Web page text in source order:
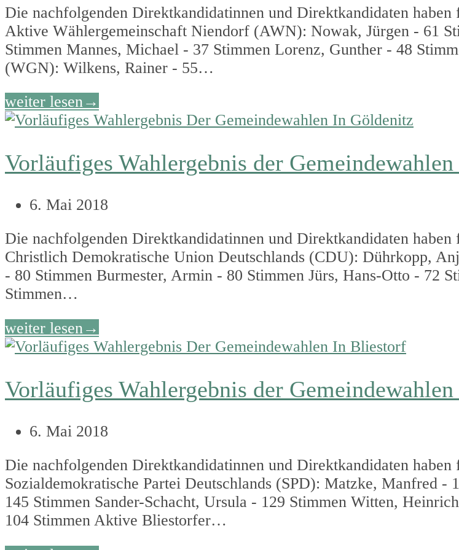
Die nachfolgenden Direktkandidatinnen und Direktkandidaten haben
Aktive Wählergemeinschaft Niendorf (AWN): Nowak, Jürgen - 61
Stimmen Mannes, Michael - 37 Stimmen Lorenz, Gunther - 48
(WGN): Wilkens, Rainer - 55…
weiter lesen→
Vorläufiges Wahlergebnis der
6. Mai 2018
Die nachfolgenden Direktkandidatinnen und Direktkandidaten haben
Christlich Demokratische Union Deutschlands (CDU): Dührkopp,
- 80 Stimmen Burmester, Armin - 80 Stimmen Jürs, Hans-Otto - 72
Stimmen…
weiter lesen→
Vorläufiges Wahlergebnis der
6. Mai 2018
Die nachfolgenden Direktkandidatinnen und Direktkandidaten haben
Sozialdemokratische Partei Deutschlands (SPD): Matzke, Manfred -
145 Stimmen Sander-Schacht, Ursula - 129 Stimmen Witten,
104 Stimmen Aktive Bliestorfer…